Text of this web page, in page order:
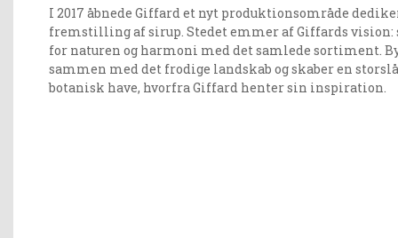
I 2017 åbnede Giffard et nyt produktionsområde
fremstilling af sirup. Stedet emmer af Giffards vision:
for naturen og harmoni med det samlede sortiment.
sammen med det frodige landskab og skaber en
botanisk have, hvorfra Giffard henter sin inspiration.